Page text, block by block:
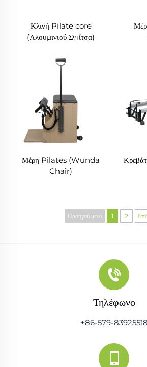
Κλινή Pilate core
(Αλουμινιού Σπίτσα)
Μέρη Pilates (Wunda
Chair)
Προηγούμενο 1 2
Τηλέφωνο
+86-579-83925518